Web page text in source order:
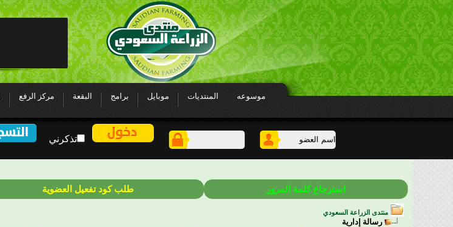
موسوعه المنتديات موبايل برامج البقعة مركز الرفع
تذكرني
استرجاع كلمة المرور طلب كود تفعيل العضوية
منتدى الزراعة السعودي
رسالة إدارية